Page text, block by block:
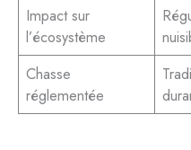
Impact sur
l’écosystème
Chasse
réglementée